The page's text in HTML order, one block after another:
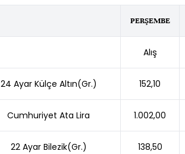
PERŞEMBE
Alış
24 Ayar Külçe Altın(Gr.) 152,10
Cumhuriyet Ata Lira 1.002,00
22 Ayar Bilezik(Gr.) 138,50